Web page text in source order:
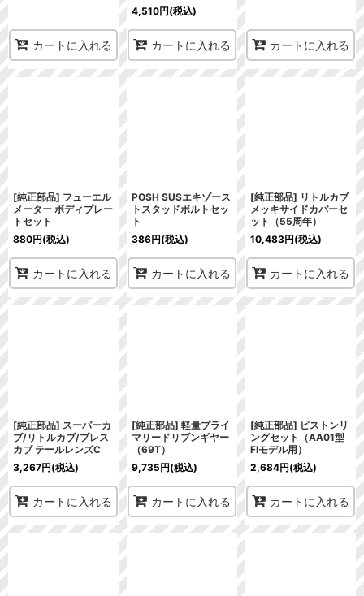
カートに入れる
4,510円(税込)
カートに入れる カートに入れる
[純正部品] フューエル
メーター ボディプレー
トセット
880円(税込)
カートに入れる
POSH SUSエキゾース
トスタッドボルトセッ
ト
386円(税込)
カートに入れる
[純正部品] リトルカブ
メッキサイドカバーセ
ット（55周年）
10,483円(税込)
カートに入れる
[純正部品] スーパーカ
ブ/リトルカブ/プレス
カブ テールレンズC
3,267円(税込)
カートに入れる
[純正部品] 軽量プライ
マリードリブンギヤー
（69T）
9,735円(税込)
カートに入れる
[純正部品] ピストンリ
ングセット（AA01型
FIモデル用）
2,684円(税込)
カートに入れる